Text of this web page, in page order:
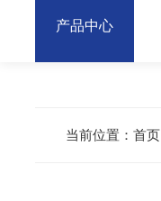
产品中心
当前位置： 首页